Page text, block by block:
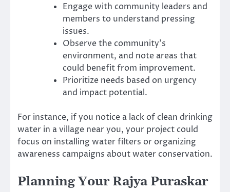
Engage with community leaders and
members to understand pressing
issues.
Observe the community’s
environment, and note areas that
could benefit from improvement.
Prioritize needs based on urgency
and impact potential.
For instance, if you notice a lack of clean drinking
water in a village near you, your project could
focus on installing water filters or organizing
awareness campaigns about water conservation.
Planning Your Rajya Puraskar